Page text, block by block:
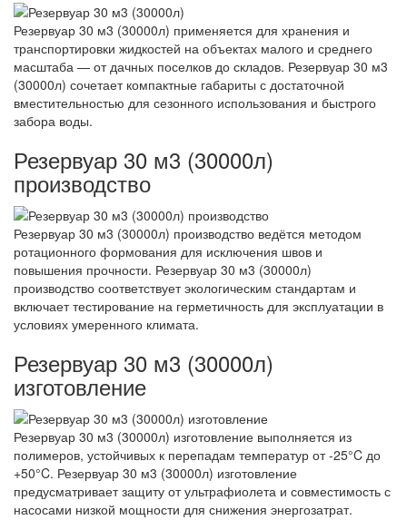
Резервуар 30 м3 (30000л) применяется для хранения и
транспортировки жидкостей на объектах малого и среднего
масштаба — от дачных поселков до складов. Резервуар 30 м3
(30000л) сочетает компактные габариты с достаточной
вместительностью для сезонного использования и быстрого
забора воды.
Резервуар 30 м3 (30000л)
производство
Резервуар 30 м3 (30000л) производство ведётся методом
ротационного формования для исключения швов и
повышения прочности. Резервуар 30 м3 (30000л)
производство соответствует экологическим стандартам и
включает тестирование на герметичность для эксплуатации в
условиях умеренного климата.
Резервуар 30 м3 (30000л)
изготовление
Резервуар 30 м3 (30000л) изготовление выполняется из
полимеров, устойчивых к перепадам температур от -25°C до
+50°C. Резервуар 30 м3 (30000л) изготовление
предусматривает защиту от ультрафиолета и совместимость с
насосами низкой мощности для снижения энергозатрат.